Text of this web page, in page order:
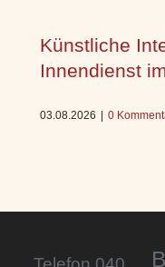
Künstliche
Innendienst
03.08.2026 | 0